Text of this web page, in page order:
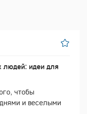
людей: идеи для
чтобы
и веселыми